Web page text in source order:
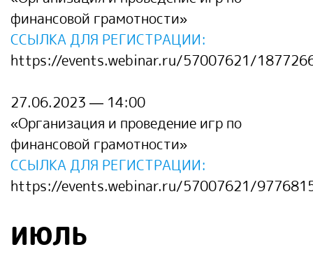
финансовой грамотности»
ССЫЛКА ДЛЯ РЕГИСТРАЦИИ:
https://events.webinar.ru/57007621/
27.06.2023 — 14:00
«Организация и проведение игр по
финансовой грамотности»
ССЫЛКА ДЛЯ РЕГИСТРАЦИИ:
https://events.webinar.ru/57007621/
ИЮЛЬ